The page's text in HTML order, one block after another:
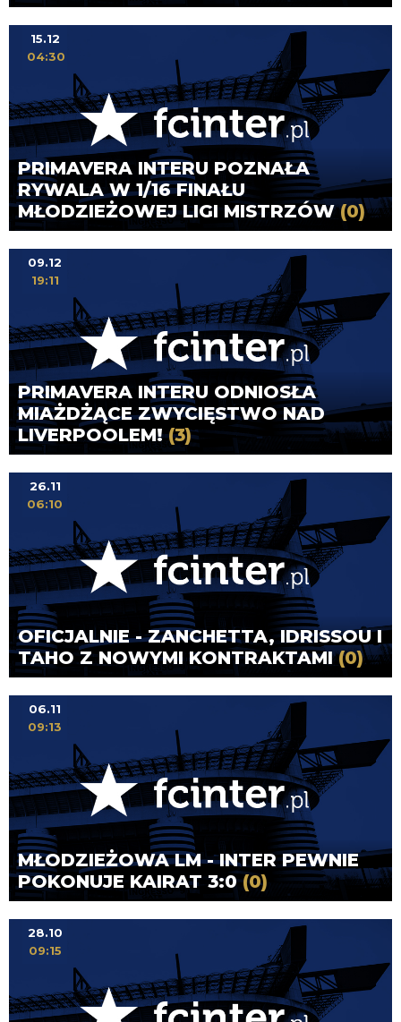
PRIMAVERA INTERU POZNAŁA
RYWALA W 1/16 FINAŁU
MŁODZIEŻOWEJ LIGI MISTRZÓW(0)
15.12
04:30
PRIMAVERA INTERU ODNIOSŁA
MIAŻDŻĄCE ZWYCIĘSTWO NAD
LIVERPOOLEM!(3)
09.12
19:11
OFICJALNIE - ZANCHETTA, IDRISSOU I
TAHO Z NOWYMI KONTRAKTAMI(0)
26.11
06:10
MŁODZIEŻOWA LM - INTER PEWNIE
POKONUJE KAIRAT 3:0(0)
06.11
09:13
28.10
09:15